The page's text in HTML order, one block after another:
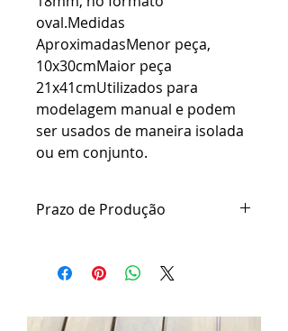
oval.Medidas
AproximadasMenor peça,
10x30cmMaior peça
21x41cmUtilizados para
modelagem manual e podem
ser usados de maneira isolada
ou em conjunto.
Prazo de Produção
nosso prazo de produção gira em
torno de 40 a 50 dias úteis